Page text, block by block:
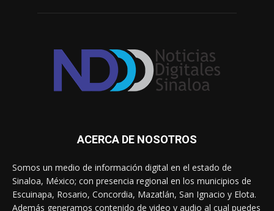
ACERCA DE NOSOTROS
Somos un medio de información digital en el estado de
Sinaloa, México; con presencia regional en los municipios de
Escuinapa, Rosario, Concordia, Mazatlán, San Ignacio y Elota.
Además generamos contenido de video y audio al cual puedes